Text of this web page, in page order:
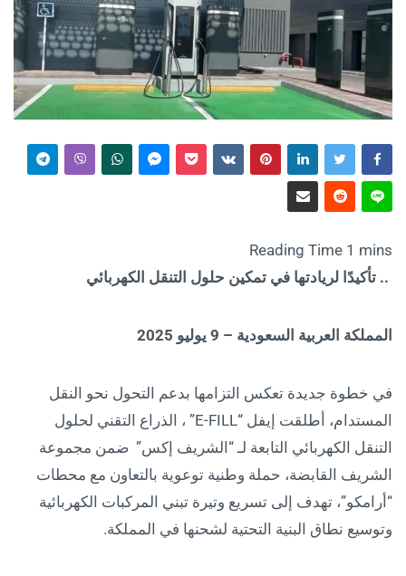
.. تأكيدًا لريادتها في تمكين حلول التنقل الكهربائي
المملكة العربية السعودية – 9 يوليو 2025
في خطوة جديدة تعكس التزامها بدعم التحول نحو النقل
المستدام، أطلقت إيفل “E-FILL” ، الذراع التقني لحلول
التنقل الكهربائي التابعة لـ “الشريف إكس” ضمن مجموعة
الشريف القابضة، حملة وطنية توعوية بالتعاون مع محطات
“أرامكو”، تهدف إلى تسريع وتيرة تبني المركبات الكهربائية
وتوسيع نطاق البنية التحتية لشحنها في المملكة.